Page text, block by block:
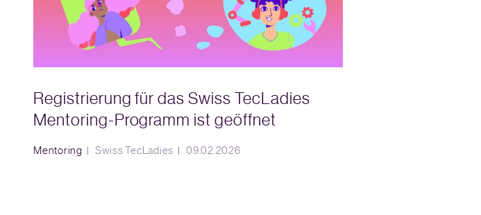
Registrierung für das Swiss TecLadies
Mentoring-Programm ist geöffnet
Mentoring Swiss TecLadies 09.02.2026